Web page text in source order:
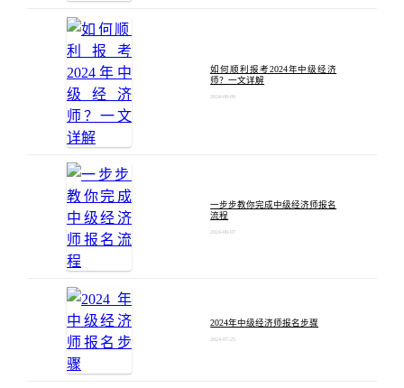
如何顺利报考2024年中级经济
师？一文详解
2024-08-09
一步步教你完成中级经济师报名
流程
2024-08-07
2024年中级经济师报名步骤
2024-07-25